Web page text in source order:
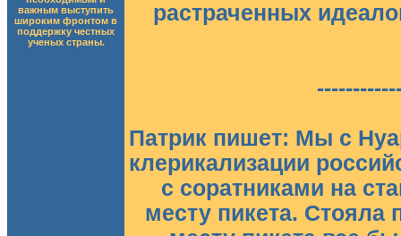
важным выступить
широким фронтом в
поддержку честных
ученых страны.
растраченных
Патрик пишет: Мы с
клерикализации
с соратниками на
месту пикета. Стояла